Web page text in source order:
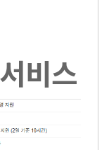
비스